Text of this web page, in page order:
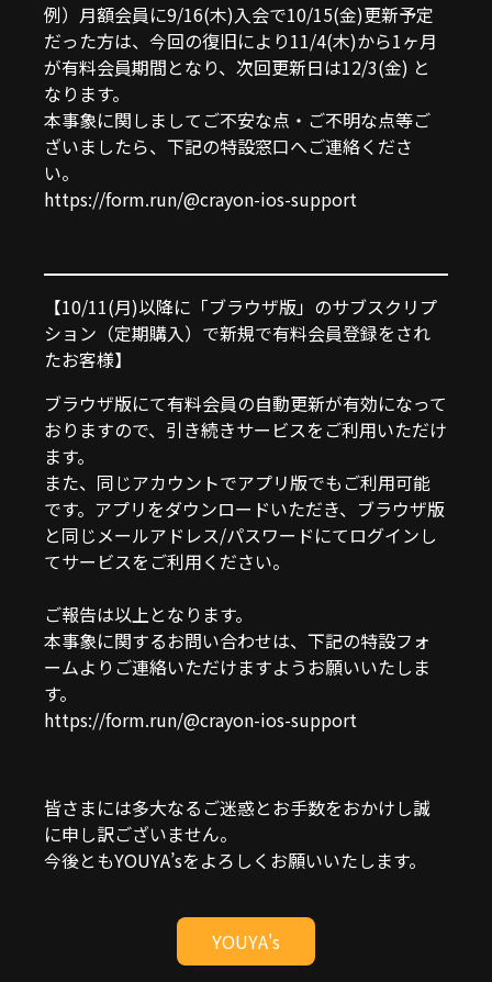
例）月額会員に9/16(木)入会で10/15(金)更新予定
だった方は、今回の復旧により11/4(木)から1ヶ月
が有料会員期間となり、次回更新日は12/3(金) と
なります。
本事象に関しましてご不安な点・ご不明な点等ご
ざいましたら、下記の特設窓口へご連絡くださ
い。
https://form.run/@crayon-ios-support
【10/11(月)以降に「ブラウザ版」のサブスクリプ
ション（定期購入）で新規で有料会員登録をされ
たお客様】
ブラウザ版にて有料会員の自動更新が有効になって
おりますので、引き続きサービスをご利用いただけ
ます。
また、同じアカウントでアプリ版でもご利用可能
です。アプリをダウンロードいただき、ブラウザ版
と同じメールアドレス/パスワードにてログインし
てサービスをご利用ください。
ご報告は以上となります。
本事象に関するお問い合わせは、下記の特設フォ
ームよりご連絡いただけますようお願いいたしま
す。
https://form.run/@crayon-ios-support
皆さまには多大なるご迷惑とお手数をおかけし誠
に申し訳ございません。
今後ともYOUYA’sをよろしくお願いいたします。
YOUYA's